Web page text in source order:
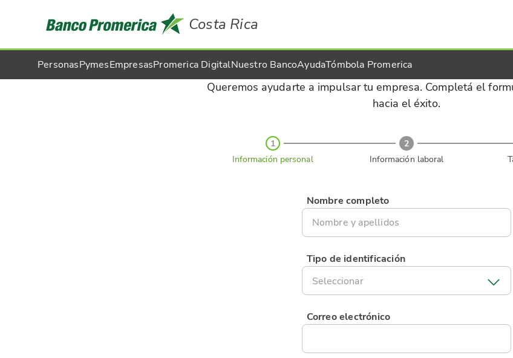
Costa Rica
PersonasPymesEmpresasPromerica DigitalNuestro BancoAyudaTómbola Promerica
Queremos ayudarte a impulsar tu empresa. Completá el
hacia el éxito.
1
Información personal
2
Información laboral
Nombre completo
Tipo de identificación
Seleccionar
Correo electrónico